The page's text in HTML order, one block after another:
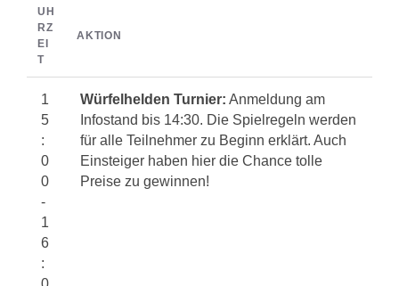
UH
RZ
EI
T
AKTION
1
5
:
0
0
-
1
6
:
Würfelhelden Turnier: Anmeldung am
Infostand bis 14:30. Die Spielregeln werden
für alle Teilnehmer zu Beginn erklärt. Auch
Einsteiger haben hier die Chance tolle
Preise zu gewinnen!